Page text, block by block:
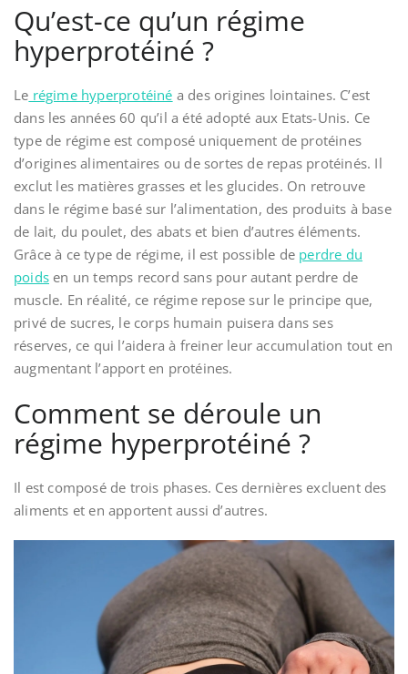
Qu’est-ce qu’un régime
hyperprotéiné ?
Le régime hyperprotéiné a des origines lointaines. C’est
dans les années 60 qu’il a été adopté aux Etats-Unis. Ce
type de régime est composé uniquement de protéines
d’origines alimentaires ou de sortes de repas protéinés. Il
exclut les matières grasses et les glucides. On retrouve
dans le régime basé sur l’alimentation, des produits à base
de lait, du poulet, des abats et bien d’autres éléments.
Grâce à ce type de régime, il est possible de perdre du
poids en un temps record sans pour autant perdre de
muscle. En réalité, ce régime repose sur le principe que,
privé de sucres, le corps humain puisera dans ses
réserves, ce qui l’aidera à freiner leur accumulation tout en
augmentant l’apport en protéines.
Comment se déroule un
régime hyperprotéiné ?
Il est composé de trois phases. Ces dernières excluent des
aliments et en apportent aussi d’autres.